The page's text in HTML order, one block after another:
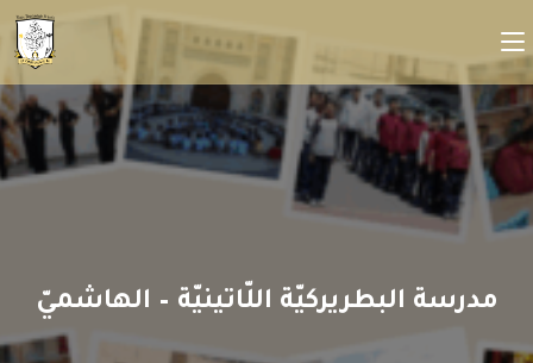
مدرسة البطريركيّة اللّاتينيّة – الهاشميّ